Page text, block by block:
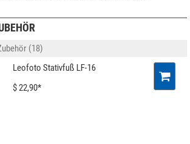
ja
ja
(18)
Leofoto Stativfuß LF-16
$ 22,90*